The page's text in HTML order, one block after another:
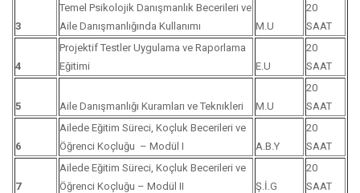
3
Temel Psikolojik Danışmanlık Becerileri ve
Aile Danışmanlığında Kullanımı
M.U
20
SAAT
4
Projektif Testler Uygulama ve Raporlama
Eğitimi
E.U
20
SAAT
5 Aile Danışmanlığı Kuramları ve Teknıkleri M.U
20
SAAT
6
Ailede Eğitim Süreci, Koçluk Becerileri ve
Öğrenci Koçluğu – Modül I
A.B.Y
20
SAAT
7
Ailede Eğitim Süreci, Koçluk Becerileri ve
Öğrenci Koçluğu – Modül II
Ş.İ.G
20
SAAT